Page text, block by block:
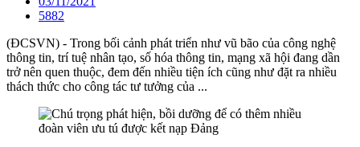
5882
(ĐCSVN) - Trong bối cảnh phát triển như vũ bão của công nghệ
thông tin, trí tuệ nhân tạo, số hóa thông tin, mạng xã hội đang dần
trở nên quen thuộc, đem đến nhiều tiện ích cũng như đặt ra nhiều
thách thức cho công tác tư tưởng của ...